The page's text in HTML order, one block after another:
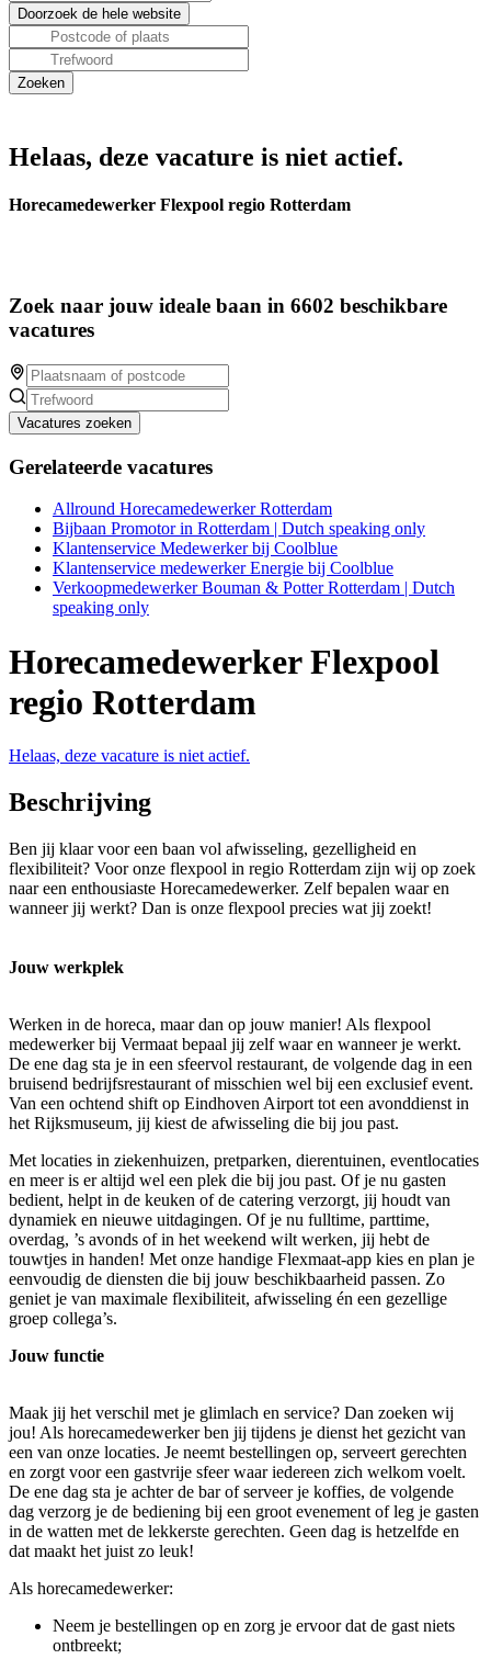
Helaas, deze vacature is niet actief.
Horecamedewerker Flexpool regio Rotterdam
Zoek naar jouw ideale baan in 6602 beschikbare
vacatures
Vacatures zoeken
Gerelateerde vacatures
Allround Horecamedewerker Rotterdam
Bijbaan Promotor in Rotterdam | Dutch speaking only
Klantenservice Medewerker bij Coolblue
Klantenservice medewerker Energie bij Coolblue
Verkoopmedewerker Bouman & Potter Rotterdam | Dutch
speaking only
Horecamedewerker Flexpool
regio Rotterdam
Helaas, deze vacature is niet actief.
Beschrijving
Ben jij klaar voor een baan vol afwisseling, gezelligheid en
flexibiliteit? Voor onze flexpool in regio Rotterdam zijn wij op zoek
naar een enthousiaste Horecamedewerker. Zelf bepalen waar en
wanneer jij werkt? Dan is onze flexpool precies wat jij zoekt!
Jouw werkplek
Werken in de horeca, maar dan op jouw manier! Als flexpool
medewerker bij Vermaat bepaal jij zelf waar en wanneer je werkt.
De ene dag sta je in een sfeervol restaurant, de volgende dag in een
bruisend bedrijfsrestaurant of misschien wel bij een exclusief event.
Van een ochtend shift op Eindhoven Airport tot een avonddienst in
het Rijksmuseum, jij kiest de afwisseling die bij jou past.
Met locaties in ziekenhuizen, pretparken, dierentuinen, eventlocaties
en meer is er altijd wel een plek die bij jou past. Of je nu gasten
bedient, helpt in de keuken of de catering verzorgt, jij houdt van
dynamiek en nieuwe uitdagingen. Of je nu fulltime, parttime,
overdag, ’s avonds of in het weekend wilt werken, jij hebt de
touwtjes in handen! Met onze handige Flexmaat-app kies en plan je
eenvoudig de diensten die bij jouw beschikbaarheid passen. Zo
geniet je van maximale flexibiliteit, afwisseling én een gezellige
groep collega’s.
Jouw functie
Maak jij het verschil met je glimlach en service? Dan zoeken wij
jou! Als horecamedewerker ben jij tijdens je dienst het gezicht van
een van onze locaties. Je neemt bestellingen op, serveert gerechten
en zorgt voor een gastvrije sfeer waar iedereen zich welkom voelt.
De ene dag sta je achter de bar of serveer je koffies, de volgende
dag verzorg je de bediening bij een groot evenement of leg je gasten
in de watten met de lekkerste gerechten. Geen dag is hetzelfde en
dat maakt het juist zo leuk!
Als horecamedewerker:
Neem je bestellingen op en zorg je ervoor dat de gast niets
ontbreekt;